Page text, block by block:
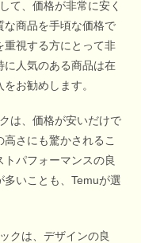
て、価格が非常に安く
な商品を手頃な価格で
重視する方にとって非
に人気のある商品は在
お勧めします。
は、価格が安いだけで
さにも驚かされるこ
パフォーマンスの良
いことも、Temuが選
クは、デザインの良